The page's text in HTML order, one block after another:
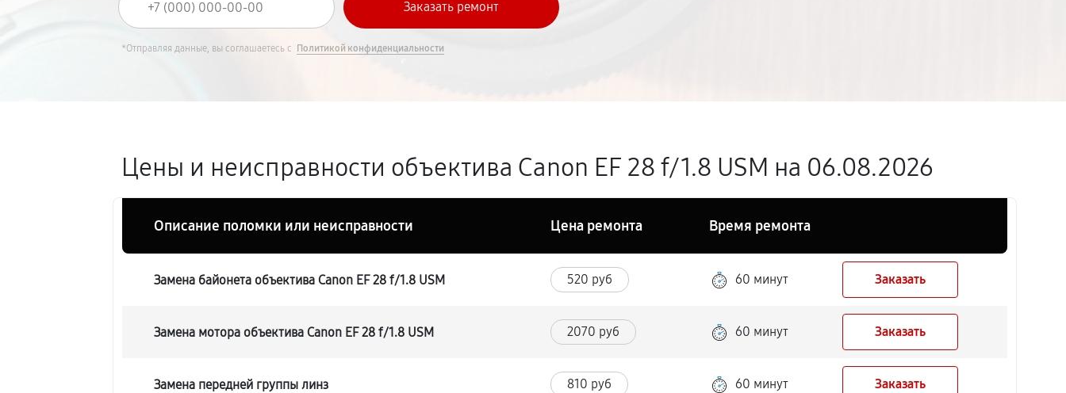
*Отправляя данные, вы соглашаетесь с Политикой конфиденциальности
Цены и неисправности объектива Canon EF 28 f/1.8 USM на 06.08.2026
Описание поломки или неисправности Цена ремонта Время ремонта
Замена байонета объектива Canon EF 28 f/1.8 USM 520 руб 60 минут Заказать
Замена мотора объектива Canon EF 28 f/1.8 USM 2070 руб 60 минут Заказать
Замена передней группы линз 810 руб 60 минут Заказать